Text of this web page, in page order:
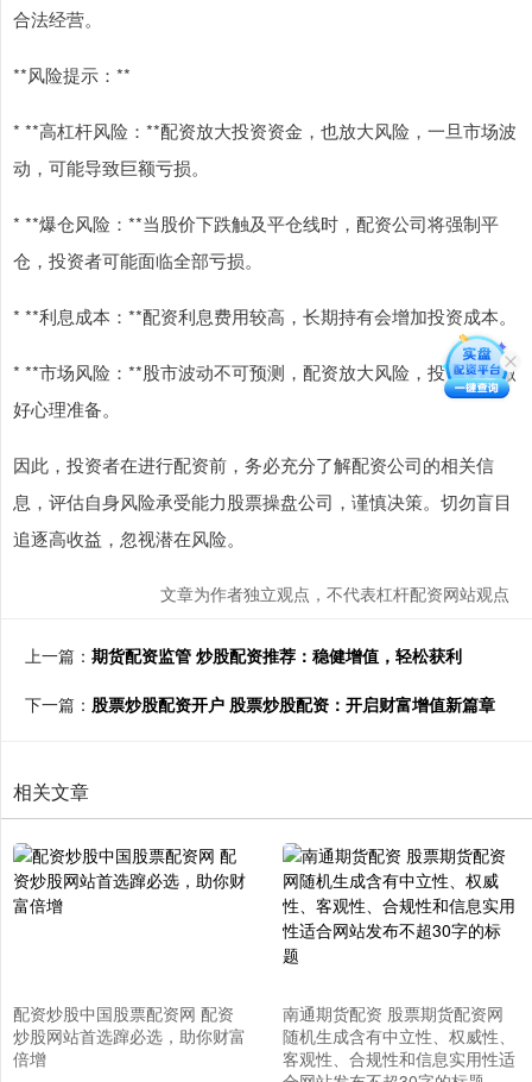
合法经营。
**风险提示：**
* **高杠杆风险：**配资放大投资资金，也放大风险，一旦市场波
动，可能导致巨额亏损。
* **爆仓风险：**当股价下跌触及平仓线时，配资公司将强制平
仓，投资者可能面临全部亏损。
* **利息成本：**配资利息费用较高，长期持有会增加投资成本。
* **市场风险：**股市波动不可预测，配资放大风险，投资者应做
好心理准备。
因此，投资者在进行配资前，务必充分了解配资公司的相关信
息，评估自身风险承受能力股票操盘公司，谨慎决策。切勿盲目
追逐高收益，忽视潜在风险。
文章为作者独立观点，不代表杠杆配资网站观点
上一篇： 期货配资监管 炒股配资推荐：稳健增值，轻松获利
下一篇： 股票炒股配资开户 股票炒股配资：开启财富增值新篇章
相关文章
配资炒股中国股票配资网 配资
炒股网站首选蹿必选，助你财富
倍增
南通期货配资 股票期货配资网
随机生成含有中立性、权威性、
客观性、合规性和信息实用性适